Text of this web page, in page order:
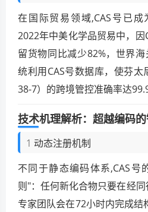
在国际贸易领域,CAS号已成
2022年中美化学品贸易中，
留货物同比减少82%，世界
统利用CAS号数据库，使芬太
38-7）的跨境管控准确率达
技术机理解析：超越编码
1 动态注册机制
不同于静态编码体系,CAS号
则"：任何新化合物只要在经
专家团队会在72小时内完成结